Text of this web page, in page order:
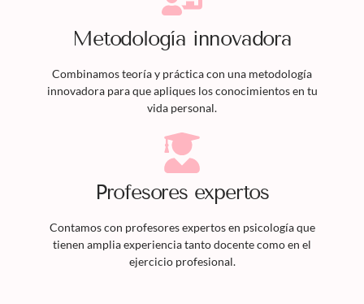
Metodología innovadora
Combinamos teoría y práctica con una metodología
innovadora para que apliques los conocimientos en tu
vida personal.
Profesores expertos
Contamos con profesores expertos en psicología que
tienen amplia experiencia tanto docente como en el
ejercicio profesional.